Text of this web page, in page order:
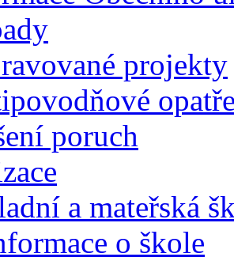
projekty
poruch
a mateřská
o škole